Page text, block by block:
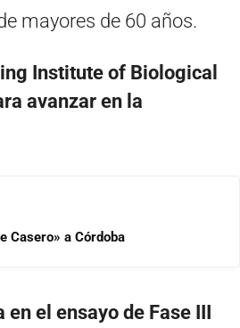
mayores de 60 años.
Institute of Biological
avanzar en la
Casero» a Córdoba
el ensayo de Fase III